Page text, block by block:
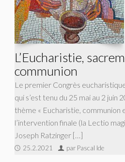
L’Eucharistie,
communion
Le premier Congrès
qui s’est tenu du 25 mai au 2 juin
thème « Eucharistie, communion
l’intervention finale (la Lectio
Joseph Ratzinger […]
25.2.2021 par Pascal Ide